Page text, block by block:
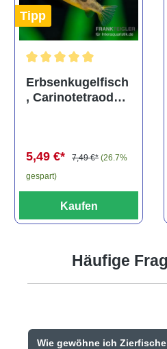
Tipp
Durchschnittliche
Erbsenkugelfisch
, Carinotetraodon
5,49 €* 7,49 €* (26.7%
gespart)
Kaufen
Häufige
Wie gewöhne ich